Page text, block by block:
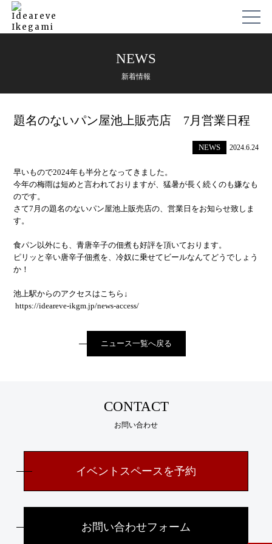
NEWS
新着情報
題名のないパン屋池上販売店 7月営業日程
NEWS 2024.6.24
早いもので2024年も半分となってきました。
今年の梅雨は短めと言われておりますが、猛暑が長く続くのも嫌なも
のです。
さて7月の題名のないパン屋池上販売店の、営業日をお知らせ致しま
す。
食パン以外にも、青唐辛子の佃煮も好評を頂いております。
ピリッと辛い唐辛子佃煮を、冷奴に乗せてビールなんてどうでしょう
か！
池上駅からのアクセスはこちら↓
https://ideareve-ikgm.jp/news-access/
ニュース一覧へ戻る
CONTACT
お問い合わせ
イベントスペースを予約
お問い合わせフォーム